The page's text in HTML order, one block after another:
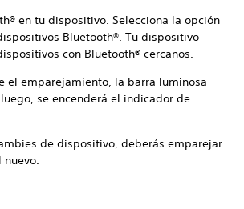
en tu dispositivo. Selecciona la opción
Bluetooth®. Tu dispositivo
con Bluetooth® cercanos.
el emparejamiento, la barra luminosa
se encenderá el indicador de
de dispositivo, deberás emparejar
nuevo.